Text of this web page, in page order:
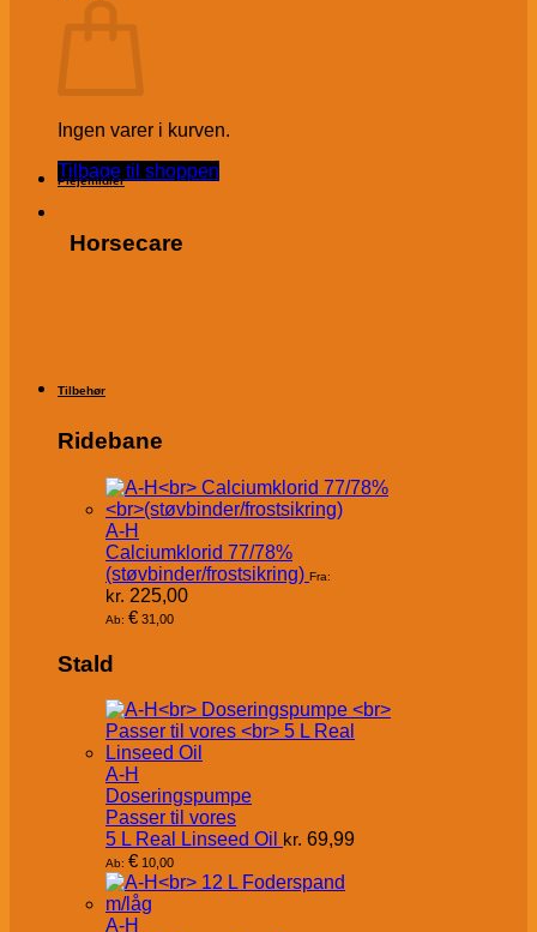
Ingen varer i kurven.
Tilbage til shoppen
Plejemidler
Horsecare
Tilbehør
Ridebane
A-H
Calciumklorid 77/78%
(støvbinder/frostsikring) Fra:
kr. 225,00
Ab: € 31,00
Stald
A-H
Doseringspumpe
Passer til vores
5 L Real Linseed Oil kr. 69,99
Ab: € 10,00
A-H